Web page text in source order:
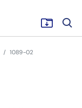
1089-02